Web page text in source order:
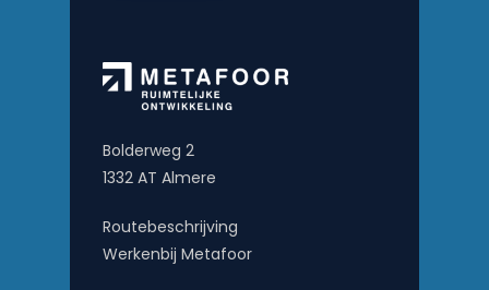
Bolderweg 2
1332 AT Almere
Routebeschrijving
Werkenbij Metafoor